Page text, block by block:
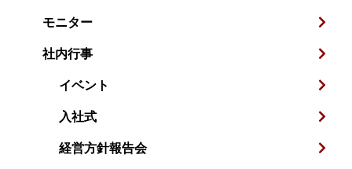
モニター
社内行事
イベント
入社式
経営方針報告会